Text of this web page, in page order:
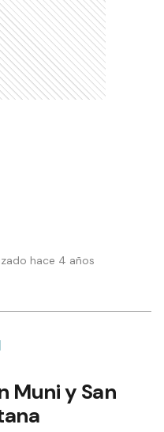
hace 4 años
Muni y San